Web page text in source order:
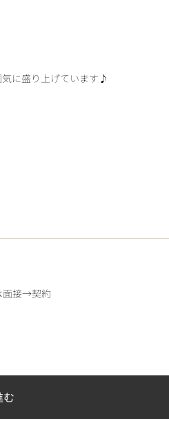
に盛り上げています♪
面接→契約
む